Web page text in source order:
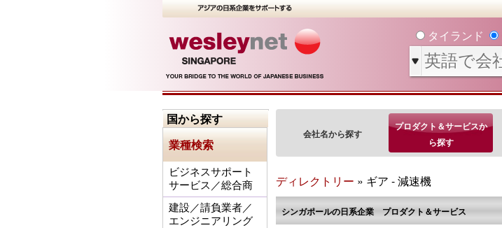
タイランド
国から探す
業種検索
ビジネスサポート
サービス／総合商
建設／請負業者／
エンジニアリング
会社名から探す
プロダクト＆サービスか
ら探す
ディレクトリー » ギア - 減速機
シンガポールの日系企業 プロダクト＆サービス